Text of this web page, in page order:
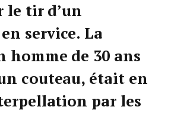
le tir d’un
service. La
homme de 30 ans
couteau, était en
par les